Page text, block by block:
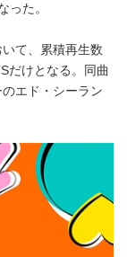
った。
て、累積再生数
だけとなる。同曲
エド・シーラン